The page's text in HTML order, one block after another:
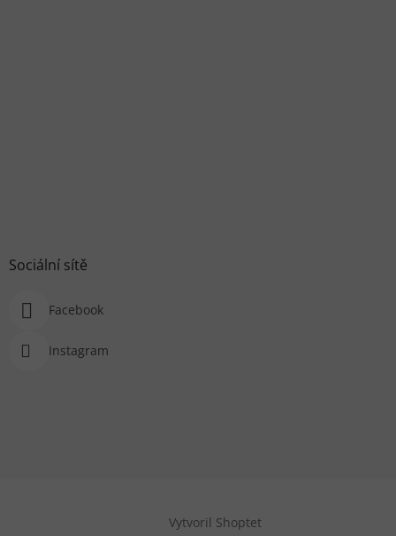
Sociální sítě
Facebook
Instagram
Vytvoril Shoptet